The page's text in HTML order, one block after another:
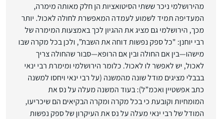
מהירושלמי ניכר ששתי הסיטואציות הן חלק מאותה מימרה,
המעדיפה תמיד לשמוע לעמדה המאפשרת לחולה לאכול. יותר
מכך, הירושלמי גם מציג את ההגיון לכך באמצעות המימרה של
רבי יוחנן: "כל ספק נפשות דוחה את השבת”, ולכן בכל מקרה שבו
מישהו—בין אם החולה ובין אם הרופא—סבור שהחולה צריך
לאכול, יש לאפשר לו לאכול. כלומר הירושלמי ומימרת רבי ינאי
בבבלי מציגים מודל שונה מהמשנה (על רבי ינאי ויחסו למשנה
כתב אפשטיין ואכמ”ל): בעוד המשנה מעלה על נס את
המומחיות וקובעת כי בכל מקרה ומקרה הבקיאים הם שיכריעו,
המודל של רבי ינאי מעלה על נס את העיקרון של ספק נפשות